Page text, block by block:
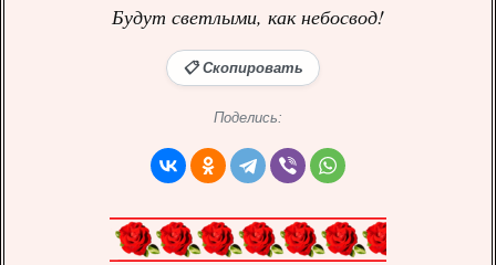
Будут светлыми, как небосвод!
📋 Скопировать
Поделись: